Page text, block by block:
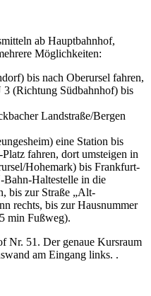
ab Hauptbahnhof,
Möglichkeiten:
bis nach Oberursel fahren,
3 (Richtung Südbahnhof) bis
Landstraße/Bergen
eine Station bis
fahren, dort umsteigen in
Hohemark) bis Frankfurt-
Haltestelle in die
bis zur Straße „Alt-
rechts, bis zur Hausnummer
min Fußweg).
Nr. 51. Der genaue Kursraum
am Eingang links. .